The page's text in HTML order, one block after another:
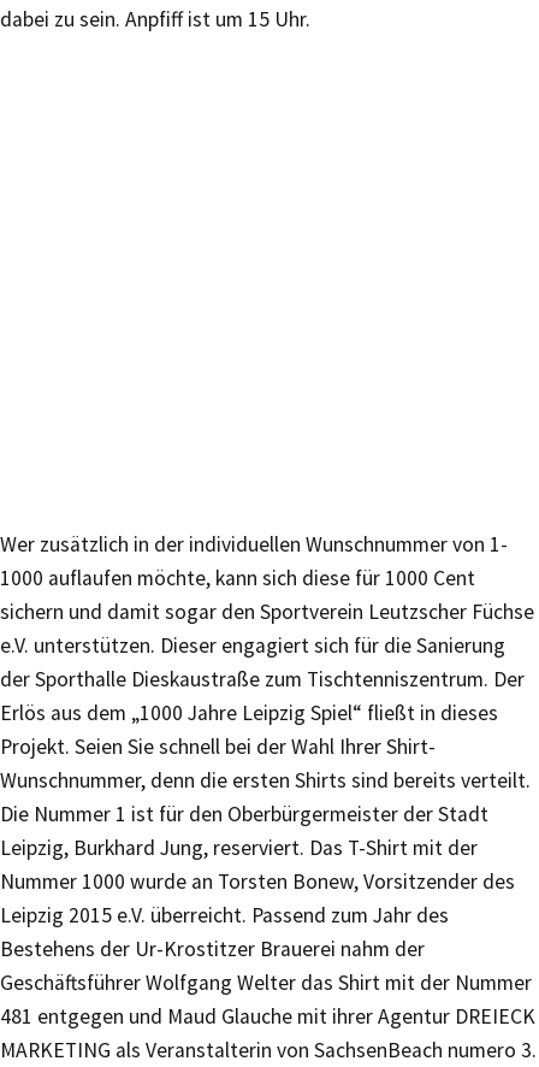
dabei zu sein. Anpfiff ist um 15 Uhr.
Wer zusätzlich in der individuellen Wunschnummer von 1-
1000 auflaufen möchte, kann sich diese für 1000 Cent
sichern und damit sogar den Sportverein Leutzscher Füchse
e.V. unterstützen. Dieser engagiert sich für die Sanierung
der Sporthalle Dieskaustraße zum Tischtenniszentrum. Der
Erlös aus dem „1000 Jahre Leipzig Spiel“ fließt in dieses
Projekt. Seien Sie schnell bei der Wahl Ihrer Shirt-
Wunschnummer, denn die ersten Shirts sind bereits verteilt.
Die Nummer 1 ist für den Oberbürgermeister der Stadt
Leipzig, Burkhard Jung, reserviert. Das T-Shirt mit der
Nummer 1000 wurde an Torsten Bonew, Vorsitzender des
Leipzig 2015 e.V. überreicht. Passend zum Jahr des
Bestehens der Ur-Krostitzer Brauerei nahm der
Geschäftsführer Wolfgang Welter das Shirt mit der Nummer
481 entgegen und Maud Glauche mit ihrer Agentur DREIECK
MARKETING als Veranstalterin von SachsenBeach numero 3.